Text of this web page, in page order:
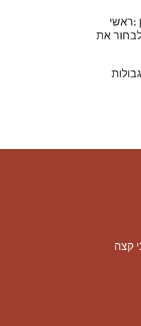
:ראשי
את
קצה